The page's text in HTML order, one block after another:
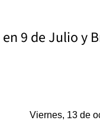
9 de Julio y
Viernes, 13 de